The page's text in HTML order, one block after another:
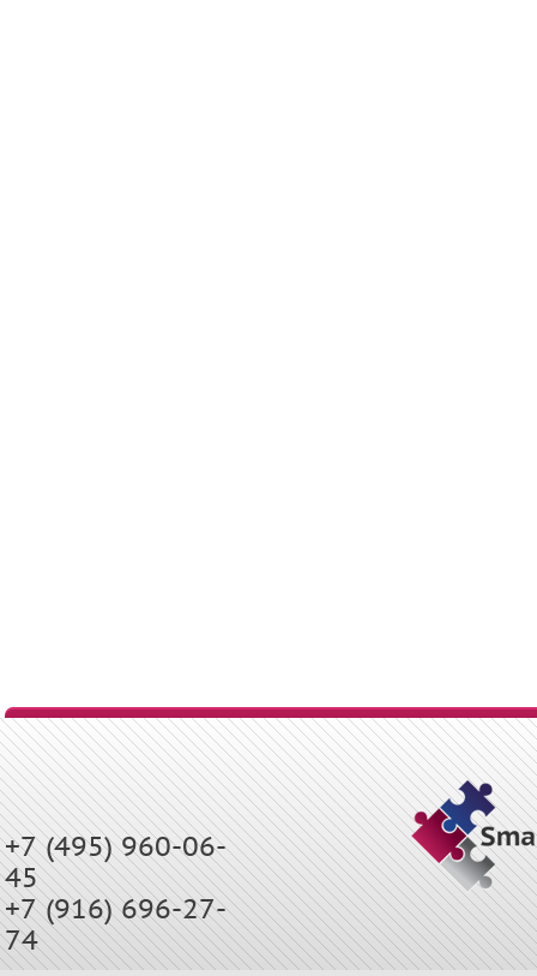
+7 (495) 960-06-
45
+7 (916) 696-27-
74